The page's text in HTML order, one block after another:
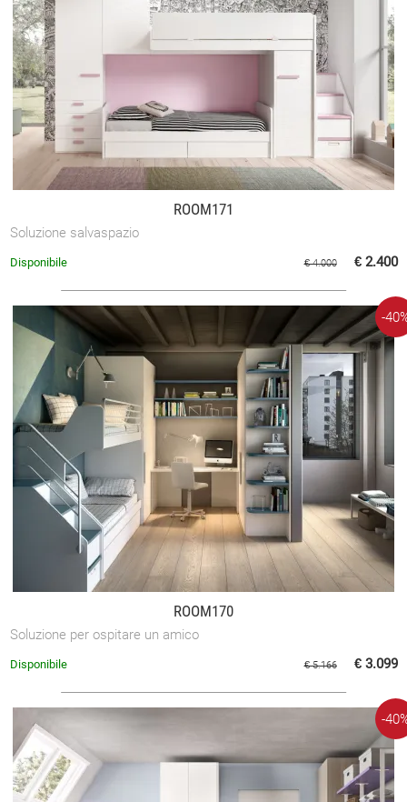
ROOM171
Soluzione salvaspazio
€ 4.000 € 2.400
Disponibile
ROOM170
Soluzione per ospitare un amico
-
€ 5.166 € 3.099
Disponibile
-